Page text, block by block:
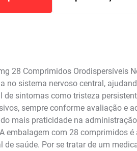
28 Comprimidos Orodispersíveis
no sistema nervoso central,
de sintomas como tristeza
sempre conforme avaliação e
mais praticidade na
embalagem com 28 comprimidos
de saúde. Por se tratar de um